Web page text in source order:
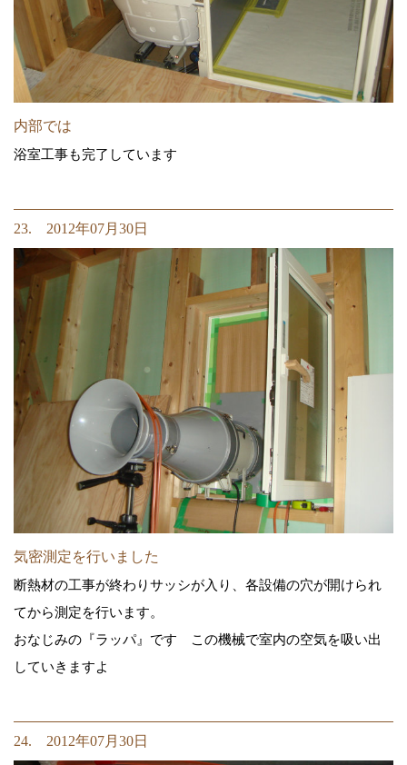
内部では
浴室工事も完了しています
23. 2012年07月30日
気密測定を行いました
断熱材の工事が終わりサッシが入り、各設備の穴が開けられ
てから測定を行います。
おなじみの『ラッパ』です この機械で室内の空気を吸い出
していきますよ
24. 2012年07月30日